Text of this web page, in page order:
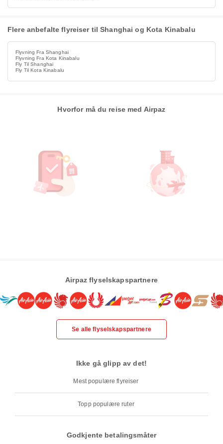
Flere anbefalte flyreiser til Shanghai og Kota Kinabalu
Flyvning Fra Shanghai
Flyvning Fra Kota Kinabalu
Fly Til Shanghai
Fly Til Kota Kinabalu
Hvorfor må du reise med Airpaz
Airpaz flyselskapspartnere
Se alle flyselskapspartnere
Ikke gå glipp av det!
Mest populære flyreiser
Topp populære ruter
Godkjente betalingsmåter